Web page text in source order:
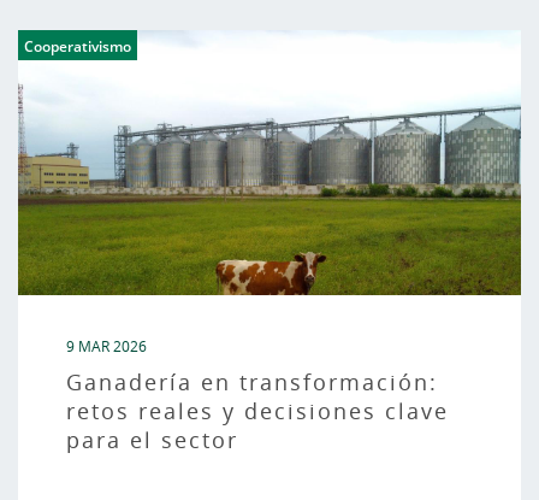
Cooperativismo
9 MAR 2026
Ganadería en transformación:
retos reales y decisiones clave
para el sector